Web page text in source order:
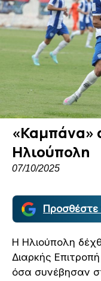
«Καμπάνα»
Ηλιούπολη
07/10/2025
Προσθέστε
Η Ηλιούπολη
Διαρκής
όσα συνέβησαν